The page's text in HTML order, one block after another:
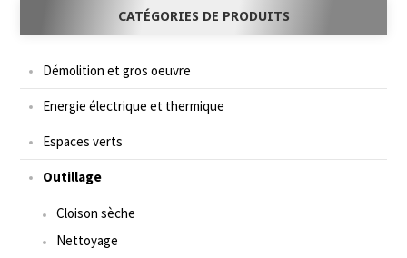
CATÉGORIES DE PRODUITS
Démolition et gros oeuvre
Energie électrique et thermique
Espaces verts
Outillage
Cloison sèche
Nettoyage